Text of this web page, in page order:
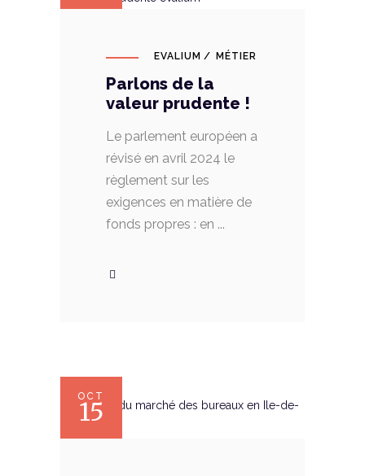
EVALIUM MÉTIER
Parlons de la
valeur prudente !
Le parlement européen a
révisé en avril 2024 le
règlement sur les
exigences en matière de
fonds propres : en
OCT
15